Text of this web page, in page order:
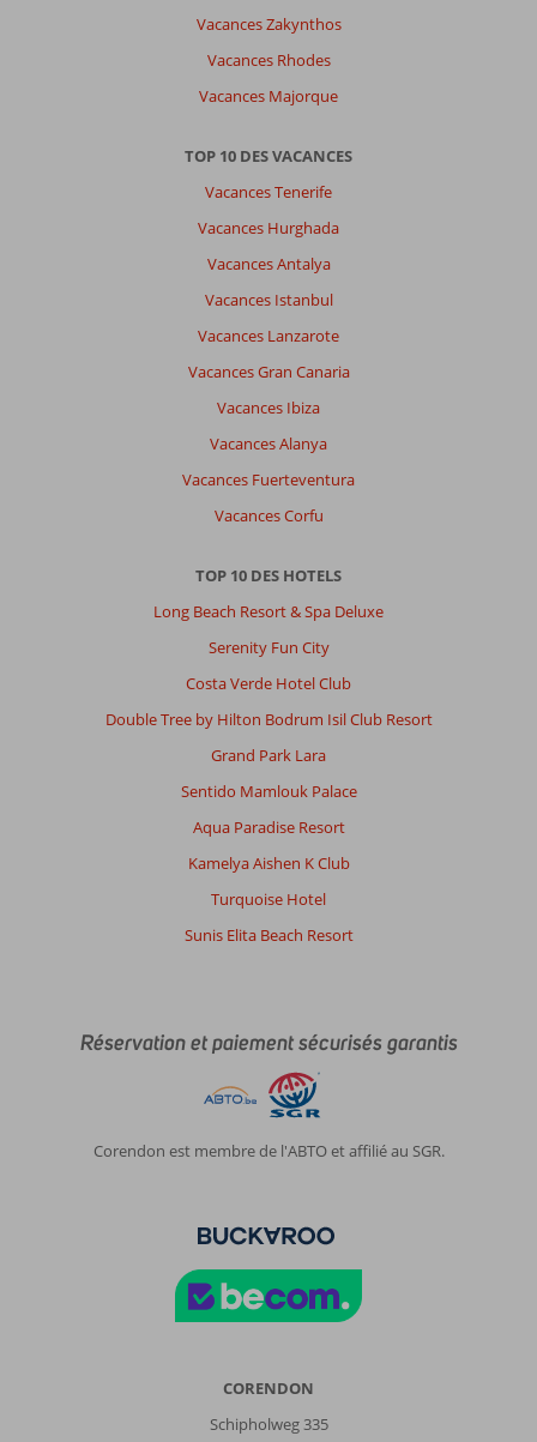
Vacances Zakynthos
Vacances Rhodes
Vacances Majorque
TOP 10 DES VACANCES
Vacances Tenerife
Vacances Hurghada
Vacances Antalya
Vacances Istanbul
Vacances Lanzarote
Vacances Gran Canaria
Vacances Ibiza
Vacances Alanya
Vacances Fuerteventura
Vacances Corfu
TOP 10 DES HOTELS
Long Beach Resort & Spa Deluxe
Serenity Fun City
Costa Verde Hotel Club
Double Tree by Hilton Bodrum Isil Club Resort
Grand Park Lara
Sentido Mamlouk Palace
Aqua Paradise Resort
Kamelya Aishen K Club
Turquoise Hotel
Sunis Elita Beach Resort
Réservation et paiement sécurisés garantis
Corendon est membre de l'ABTO et affilié au SGR.
CORENDON
Schipholweg 335